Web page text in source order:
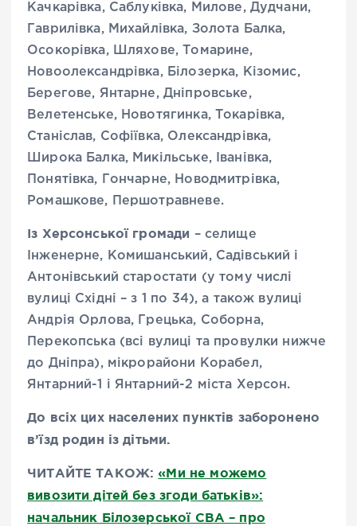
Качкарівка, Саблуківка, Милове, Дудчани,
Гаврилівка, Михайлівка, Золота Балка,
Осокорівка, Шляхове, Томарине,
Новоолександрівка, Білозерка, Кізомис,
Берегове, Янтарне, Дніпровське,
Велетенське, Новотягинка, Токарівка,
Станіслав, Софіївка, Олександрівка,
Широка Балка, Микільське, Іванівка,
Понятівка, Гончарне, Новодмитрівка,
Ромашкове, Першотравневе.
Із Херсонської громади – селище
Інженерне, Комишанський, Садівський і
Антонівський старостати (у тому числі
вулиці Східні – з 1 по 34), а також вулиці
Андрія Орлова, Грецька, Соборна,
Перекопська (всі вулиці та провулки нижче
до Дніпра), мікрорайони Корабел,
Янтарний-1 і Янтарний-2 міста Херсон.
До всіх цих населених пунктів заборонено
в’їзд родин із дітьми.
ЧИТАЙТЕ ТАКОЖ:«Ми не можемо
вивозити дітей без згоди батьків»:
начальник Білозерської СВА – про